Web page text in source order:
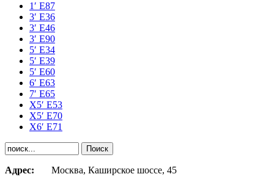
1′ E87
3′ E36
3′ E46
3′ E90
5′ E34
5′ E39
5′ E60
6′ E63
7′ E65
Х5′ E53
X5′ E70
X6′ E71
Адрес: Москва, Каширское шоссе, 45